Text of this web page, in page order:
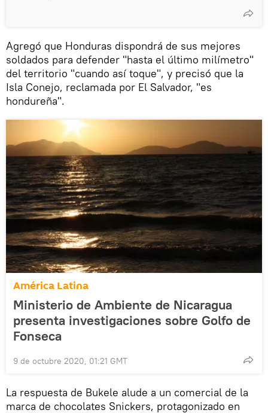
Agregó que Honduras dispondrá de sus mejores
soldados para defender "hasta el último milímetro"
del territorio "cuando así toque", y precisó que la
Isla Conejo, reclamada por El Salvador, "es
hondureña".
América Latina
Ministerio de Ambiente de Nicaragua
presenta investigaciones sobre Golfo de
Fonseca
9 de octubre 2020, 01:21 GMT
La respuesta de Bukele alude a un comercial de la
marca de chocolates Snickers, protagonizado en